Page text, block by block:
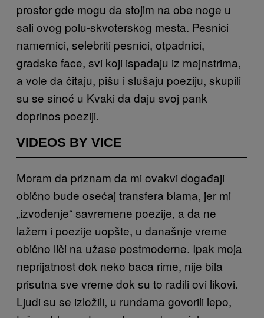
prostor gde mogu da stojim na obe noge u
sali ovog polu-skvoterskog mesta. Pesnici
namernici, selebriti pesnici, otpadnici,
gradske face, svi koji ispadaju iz mejnstrima,
a vole da čitaju, pišu i slušaju poeziju, skupili
su se sinoć u Kvaki da daju svoj pank
doprinos poeziji.
VIDEOS BY VICE
Moram da priznam da mi ovakvi događaji
obično bude osećaj transfera blama, jer mi
„izvođenje“ savremene poezije, a da ne
lažem i poezije uopšte, u današnje vreme
obično liči na užase postmoderne. Ipak moja
neprijatnost dok neko baca rime, nije bila
prisutna sve vreme dok su to radili ovi likovi.
Ljudi su se izložili, u rundama govorili lepo,